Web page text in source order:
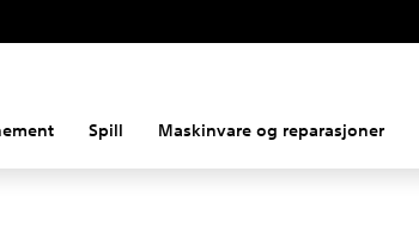
Spill Maskinvare og reparasjoner